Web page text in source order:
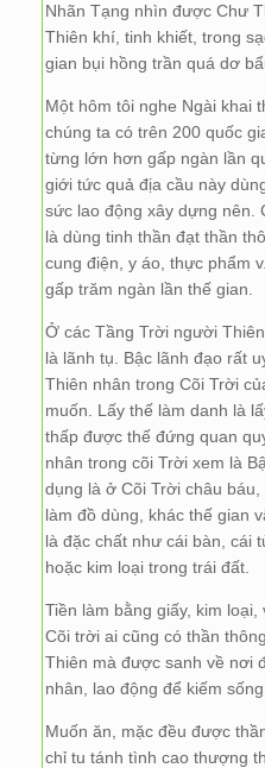
Nhãn Tạng nhìn được Chư
Thiên khí, tinh khiết, trong
gian bụi hồng trần quá dơ
Một hôm tôi nghe Ngài khai
chúng ta có trên 200 quốc
từng lớn hơn gấp ngàn lần
giới tức quả địa cầu này
sức lao động xây dựng nên.
là dùng tinh thần đạt thần
cung điện, y áo, thực phẩm
gấp trăm ngàn lần thế gian.
Ở các Tầng Trời người
là lãnh tụ. Bậc lãnh đạo rất
Thiên nhân trong Cõi Trời
muốn. Lấy thế làm danh là
thấp được thế đứng quan
nhân trong cõi Trời xem là
dụng là ở Cõi Trời châu báu,
làm đồ dùng, khác thế gian
là đặc chất như cái bàn, cái
hoặc kim loại trong trái đất.
Tiền làm bằng giấy, kim
Cõi trời ai cũng có thần
Thiên mà được sanh về nơi
nhân, lao động để kiếm sống
Muốn ăn, mặc đều được
chỉ tu tánh tình cao thượng